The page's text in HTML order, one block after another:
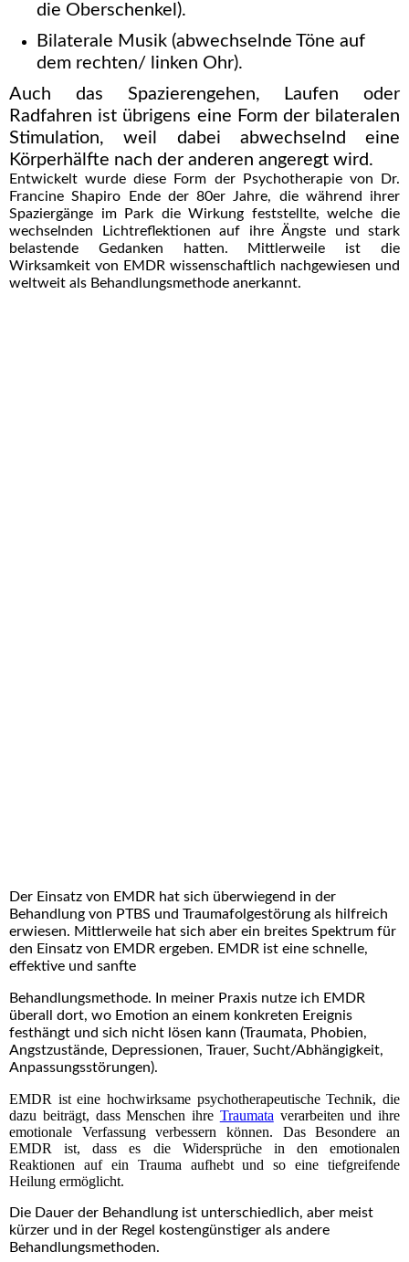
die Oberschenkel).
Bilaterale Musik (abwechselnde Töne auf
dem rechten/ linken Ohr).
Auch das Spazierengehen, Laufen oder
Radfahren ist übrigens eine Form der bilateralen
Stimulation, weil dabei abwechselnd eine
Körperhälfte nach der anderen angeregt wird.
Entwickelt wurde diese Form der Psychotherapie von Dr.
Francine Shapiro Ende der 80er Jahre, die während ihrer
Spaziergänge im Park die Wirkung feststellte, welche die
wechselnden Lichtreflektionen auf ihre Ängste und stark
belastende Gedanken hatten. Mittlerweile ist die
Wirksamkeit von EMDR wissenschaftlich nachgewiesen und
weltweit als Behandlungsmethode anerkannt.
Der Einsatz von EMDR hat sich überwiegend in der
Behandlung von PTBS und Traumafolgestörung als hilfreich
erwiesen. Mittlerweile hat sich aber ein breites Spektrum für
den Einsatz von EMDR ergeben. EMDR ist eine schnelle,
effektive und sanfte
Behandlungsmethode. In meiner Praxis nutze ich EMDR
überall dort, wo Emotion an einem konkreten Ereignis
festhängt und sich nicht lösen kann (Traumata, Phobien,
Angstzustände, Depressionen, Trauer, Sucht/Abhängigkeit,
Anpassungsstörungen).
EMDR ist eine hochwirksame psychotherapeutische Technik, die
dazu beiträgt, dass Menschen ihre Traumata verarbeiten und ihre
emotionale Verfassung verbessern können. Das Besondere an
EMDR ist, dass es die Widersprüche in den emotionalen
Reaktionen auf ein Trauma aufhebt und so eine tiefgreifende
Heilung ermöglicht.
Die Dauer der Behandlung ist unterschiedlich, aber meist
kürzer und in der Regel kostengünstiger als andere
Behandlungsmethoden.